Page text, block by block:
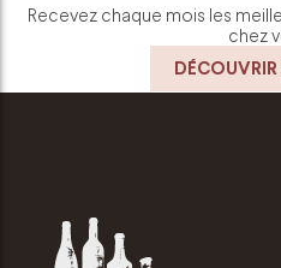
Recevez chaque mois les
chez